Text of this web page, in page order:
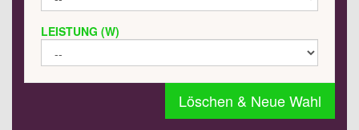
LEISTUNG (W)
Löschen & Neue Wahl